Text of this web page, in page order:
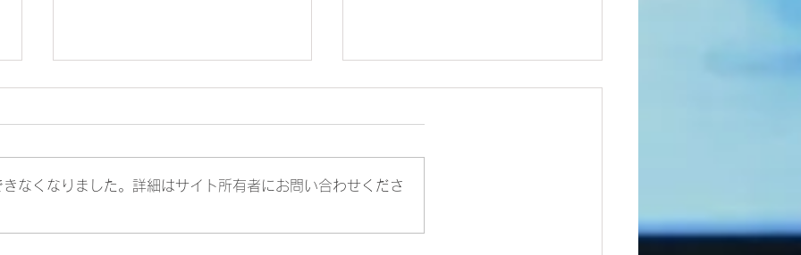
紳士服におけるスマホポケッ
ユニフォームに最適なスマホ
なくなりました。詳細はサイト所有者にお問い合わせくださ